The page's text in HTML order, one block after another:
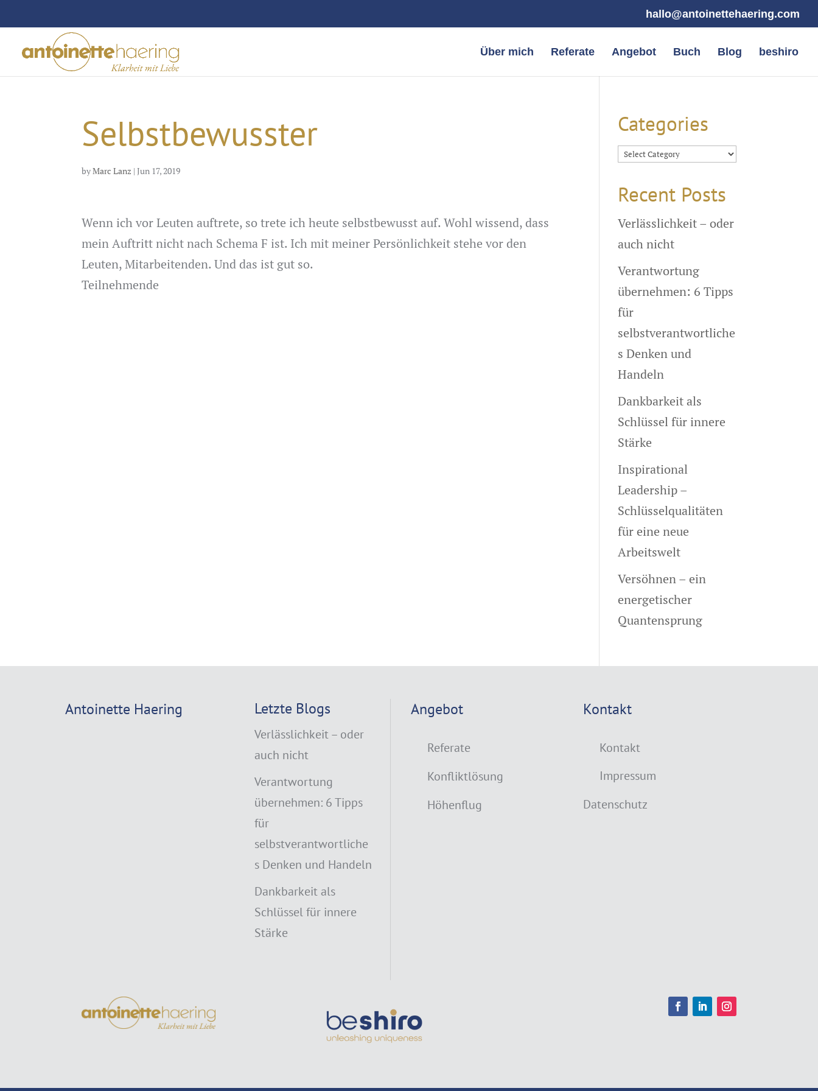
hallo@antoinettehaering.com
Über mich Referate Angebot Buch Blog beshiro
Selbstbewusster
byMarc Lanz |Jun 17, 2019
Wenn ich vor Leuten auftrete, so trete ich heute selbstbewusst auf. Wohl wissend, dass
mein Auftritt nicht nach Schema F ist. Ich mit meiner Persönlichkeit stehe vor den
Leuten, Mitarbeitenden. Und das ist gut so.
Teilnehmende
Categories
Categories
Recent Posts
Verlässlichkeit – oder
auch nicht
Verantwortung
übernehmen: 6 Tipps
für
selbstverantwortliche
s Denken und
Handeln
Dankbarkeit als
Schlüssel für innere
Stärke
Inspirational
Leadership –
Schlüsselqualitäten
für eine neue
Arbeitswelt
Versöhnen – ein
energetischer
Quantensprung
Antoinette Haering Letzte Blogs
Verlässlichkeit – oder
auch nicht
Verantwortung
übernehmen: 6 Tipps
für
selbstverantwortliche
s Denken und Handeln
Dankbarkeit als
Schlüssel für innere
Stärke
Angebot
Referate
Konfliktlösung
Höhenflug
Kontakt
Kontakt
Impressum
Datenschutz